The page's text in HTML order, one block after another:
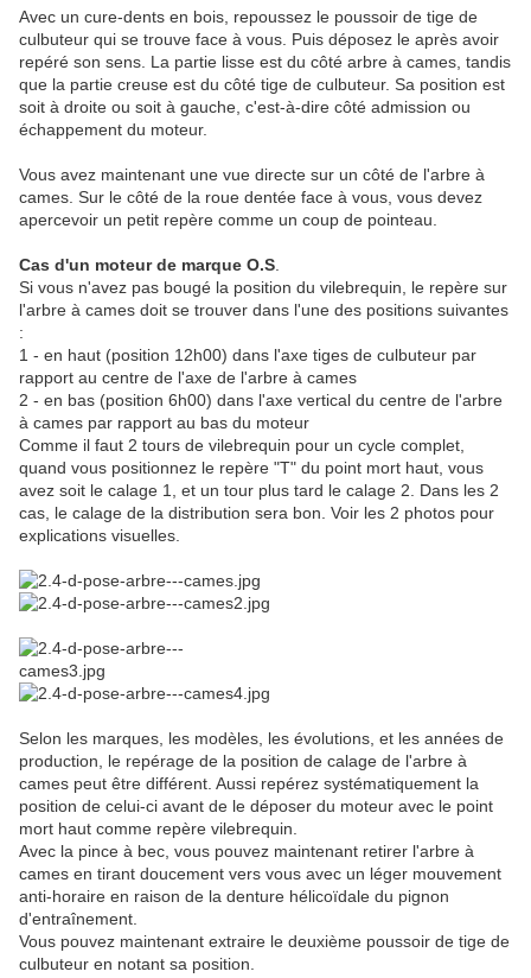
Avec un cure-dents en bois, repoussez le poussoir de tige de
culbuteur qui se trouve face à vous. Puis déposez le après avoir
repéré son sens. La partie lisse est du côté arbre à cames, tandis
que la partie creuse est du côté tige de culbuteur. Sa position est
soit à droite ou soit à gauche, c'est-à-dire côté admission ou
échappement du moteur.
Vous avez maintenant une vue directe sur un côté de l'arbre à
cames. Sur le côté de la roue dentée face à vous, vous devez
apercevoir un petit repère comme un coup de pointeau.
Cas d'un moteur de marque O.S.
Si vous n'avez pas bougé la position du vilebrequin, le repère sur
l'arbre à cames doit se trouver dans l'une des positions suivantes
:
1 - en haut (position 12h00) dans l'axe tiges de culbuteur par
rapport au centre de l'axe de l'arbre à cames
2 - en bas (position 6h00) dans l'axe vertical du centre de l'arbre
à cames par rapport au bas du moteur
Comme il faut 2 tours de vilebrequin pour un cycle complet,
quand vous positionnez le repère "T" du point mort haut, vous
avez soit le calage 1, et un tour plus tard le calage 2. Dans les 2
cas, le calage de la distribution sera bon. Voir les 2 photos pour
explications visuelles.
Selon les marques, les modèles, les évolutions, et les années de
production, le repérage de la position de calage de l'arbre à
cames peut être différent. Aussi repérez systématiquement la
position de celui-ci avant de le déposer du moteur avec le point
mort haut comme repère vilebrequin.
Avec la pince à bec, vous pouvez maintenant retirer l'arbre à
cames en tirant doucement vers vous avec un léger mouvement
anti-horaire en raison de la denture hélicoïdale du pignon
d'entraînement.
Vous pouvez maintenant extraire le deuxième poussoir de tige de
culbuteur en notant sa position.